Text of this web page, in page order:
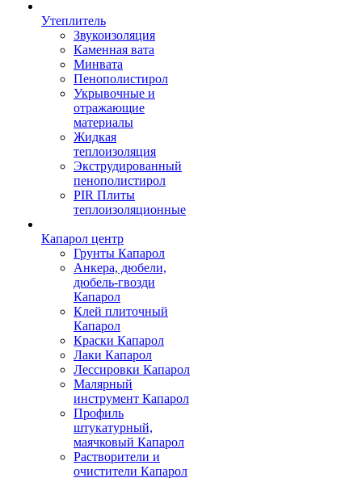
Утеплитель
Звукоизоляция
Каменная вата
Минвата
Пенополистирол
Укрывочные и
отражающие
материалы
Жидкая
теплоизоляция
Экструдированный
пенополистирол
PIR Плиты
теплоизоляционные
Капарол центр
Грунты Капарол
Анкера, дюбели,
дюбель-гвозди
Капарол
Клей плиточный
Капарол
Краски Капарол
Лаки Капарол
Лессировки Капарол
Малярный
инструмент Капарол
Профиль
штукатурный,
маячковый Капарол
Растворители и
очистители Капарол